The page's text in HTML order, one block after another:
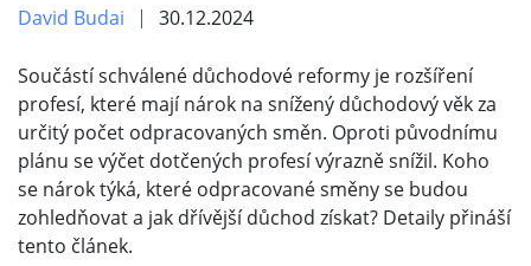
David Budai 30.12.2024
Součástí schválené důchodové reformy je rozšíření
profesí, které mají nárok na snížený důchodový věk za
určitý počet odpracovaných směn. Oproti původnímu
plánu se výčet dotčených profesí výrazně snížil. Koho
se nárok týká, které odpracované směny se budou
zohledňovat a jak dřívější důchod získat? Detaily přináší
tento článek.